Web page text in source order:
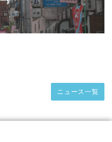
ニュース一覧